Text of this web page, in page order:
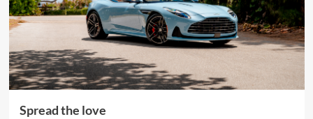
Spread the love